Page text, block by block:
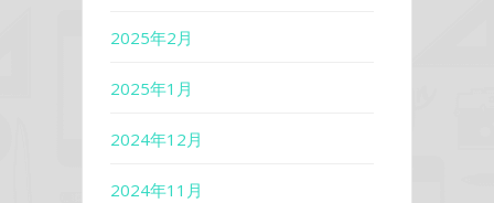
2025年2月
2025年1月
2024年12月
2024年11月